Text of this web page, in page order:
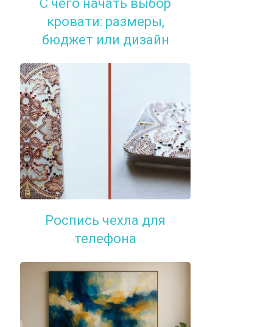
С чего начать выбор
кровати: размеры,
бюджет или дизайн
Роспись чехла для
телефона